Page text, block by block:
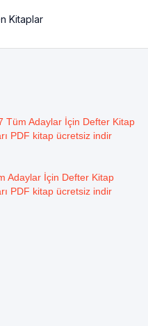
Kitaplar
Tüm Adaylar İçin Defter Kitap
PDF kitap ücretsiz indir
Adaylar İçin Defter Kitap
PDF kitap ücretsiz indir